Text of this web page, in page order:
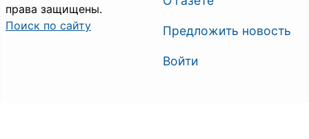
права защищены.
Поиск по сайту
Предложить новость
Войти